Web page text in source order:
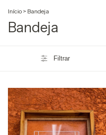
Início > Bandeja
Bandeja
Filtrar